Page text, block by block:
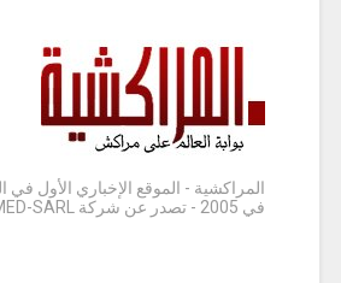
المراكشية - الموقع الإخباري الأول
في 2005 - تصدر عن شركة IMAR MED-SARL